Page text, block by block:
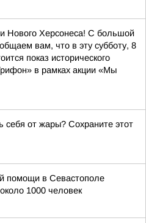
Нового Херсонеса! С большой
вам, что в эту субботу, 8
показ исторического
в рамках акции «Мы
себя от жары? Сохраните этот
помощи в Севастополе
1000 человек